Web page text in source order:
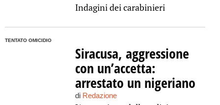
Indagini dei carabinieri
TENTATO OMICIDIO
Siracusa, aggressione
con un’accetta:
arrestato un nigeriano
di Redazione